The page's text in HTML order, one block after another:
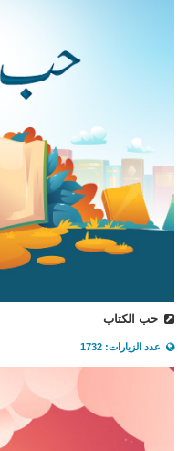
حب الكتاب
عدد الزيارات: 1732